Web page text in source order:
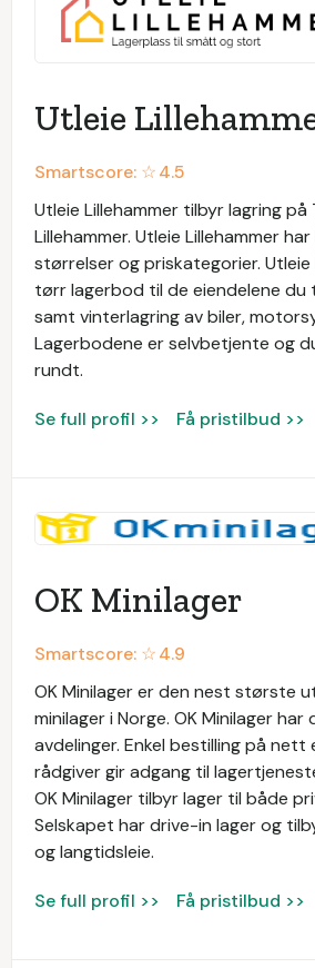
Utleie
Smartscore: ☆4.5
Utleie Lillehammer tilbyr lagring på
Lillehammer. Utleie Lillehammer
størrelser og priskategorier. Utleie
tørr lagerbod til de eiendelene du
samt vinterlagring av biler,
Lagerbodene er selvbetjente og
rundt.
Se full profil >> Få pristilbud >>
OK Minilager
Smartscore: ☆4.9
OK Minilager er den nest største
minilager i Norge. OK Minilager har
avdelinger. Enkel bestilling på nett
rådgiver gir adgang til
OK Minilager tilbyr lager til både
Selskapet har drive-in lager og
og langtidsleie.
Se full profil >> Få pristilbud >>